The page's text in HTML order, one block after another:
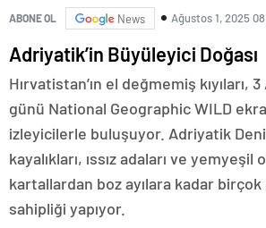
ABONE OL News Ağustos 1, 2025
Adriyatik’in Büyüleyici Doğası
Hırvatistan’ın el değmemiş kıyıları,
günü National Geographic WILD
izleyicilerle buluşuyor. Adriyatik
kayalıkları, ıssız adaları ve yemyeşil
kartallardan boz ayılara kadar birçok
sahipliği yapıyor.